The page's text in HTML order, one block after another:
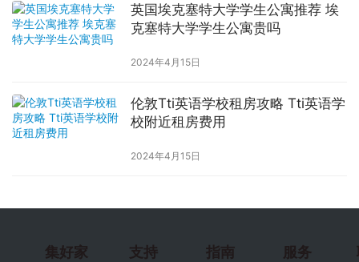
英国埃克塞特大学学生公寓推荐 埃
克塞特大学学生公寓贵吗
2024年4月15日
伦敦Tti英语学校租房攻略 Tti英语学
校附近租房费用
2024年4月15日
集好家 支持 指南 服务